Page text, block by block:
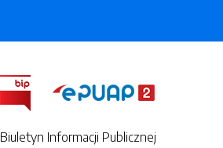
Biuletyn Informacji Publicznej